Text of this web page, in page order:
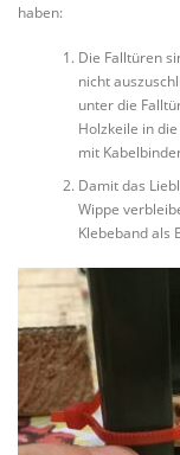
haben:
Die Falltüren
nicht
unter die
Holzkeile in
mit
Damit das
Wippe
Klebeband als